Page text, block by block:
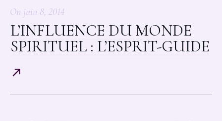
On juin 8, 2014
L’INFLUENCE DU MONDE
SPIRITUEL : L’ESPRIT-GUIDE